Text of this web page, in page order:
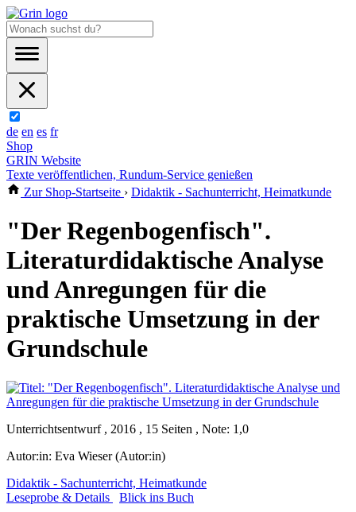
de en es fr
Shop
GRIN Website
Texte veröffentlichen, Rundum-Service genießen
Zur Shop-Startseite › Didaktik - Sachunterricht, Heimatkunde
"Der Regenbogenfisch".
Literaturdidaktische Analyse
und Anregungen für die
praktische Umsetzung in der
Grundschule
Unterrichtsentwurf , 2016 , 15 Seiten , Note: 1,0
Autor:in: Eva Wieser (Autor:in)
Didaktik - Sachunterricht, Heimatkunde
Leseprobe & Details
Blick ins Buch